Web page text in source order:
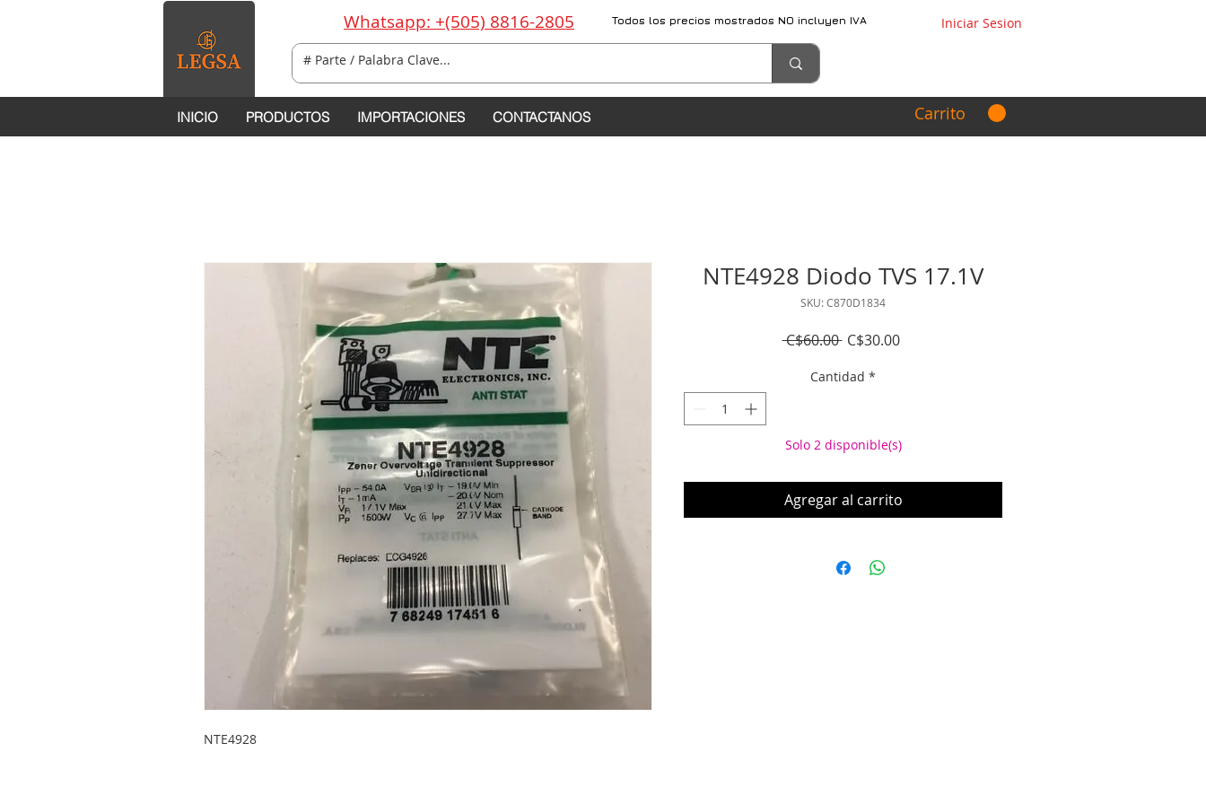
Whatsapp: +(505) 8816-2805 Todos los precios mostrados NO incluyen IVA Iniciar Sesion
INICIO PRODUCTOS IMPORTACIONES CONTACTANOS Carrito
NTE4928
NTE4928 Diodo TVS 17.1V
SKU: C870D1834
C$60.00 Precio
C$30.00Precio
Cantidad *
Solo 2 disponible(s)
Agregar al carrito